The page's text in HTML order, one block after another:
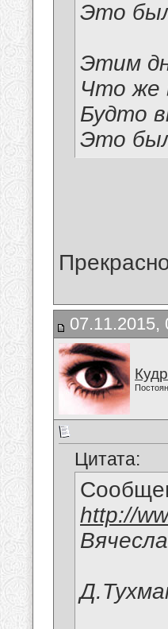
Это
Этим
Что же
Будто
Это
07.11.2015,
Цитата:
http://